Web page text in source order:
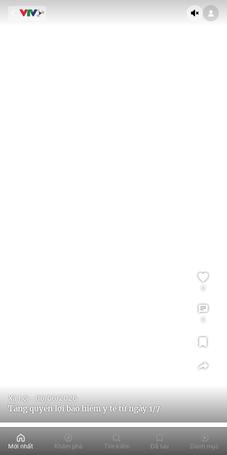
Tăng quyền lợi bảo hiểm y tế từ ngày 1/7
Xã hội - 06/06/2026
0
0
Mới nhất Khám phá Tìm kiếm Đã lưu Danh mục